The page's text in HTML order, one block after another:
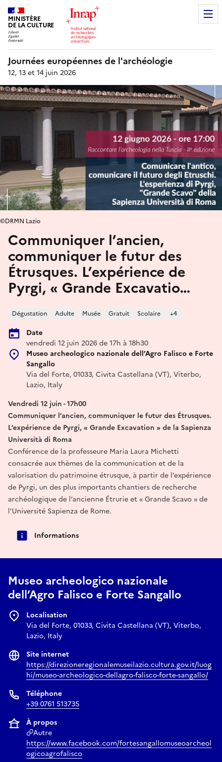
MINISTÈRE
DE LA CULTURE
Journées européennes de l'archéologie
12, 13 et 14 juin 2026
Communiquer l’ancien,
communiquer le futur des
Étrusques. L’expérience de
Pyrgi, « Grande Excavatio…
Dégustation Adulte Musée Gratuit Scolaire +4
Date
vendredi 12 juin 2026 de 17h à 18h30
Museo archeologico nazionale dell’Agro Falisco e Forte
Sangallo
Via del Forte, 01033, Civita Castellana (VT), Viterbo,
Lazio, Italy
©DRMN Lazio
Vendredi 12 juin - 17h00
Communiquer l’ancien, communiquer le futur des Étrusques.
L’expérience de Pyrgi, « Grande Excavation » de la Sapienza
Università di Roma
Conférence de la professeure Maria Laura Michetti
consacrée aux thèmes de la communication et de la
valorisation du patrimoine étrusque, à partir de l’expérience
de Pyrgi, un des plus importants chantiers de recherche
archéologique de l’ancienne Étrurie et « Grande Scavo » de
l’Université Sapienza de Rome.
Informations
Museo archeologico nazionale
dell’Agro Falisco e Forte Sangallo
Localisation
Via del Forte, 01033, Civita Castellana (VT), Viterbo,
Lazio, Italy
Site internet
https://direzioneregionalemuseilazio.cultura.gov.it/luog
hi/museo-archeologico-dellagro-falisco-forte-sangallo/
Téléphone
+39 0761 513735
À propos
Autre
https://www.facebook.com/fortesangallomuseoarcheol
ogicoagrofalisco